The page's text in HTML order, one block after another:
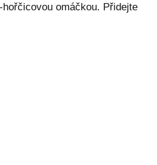
omáčkou. Přidejte